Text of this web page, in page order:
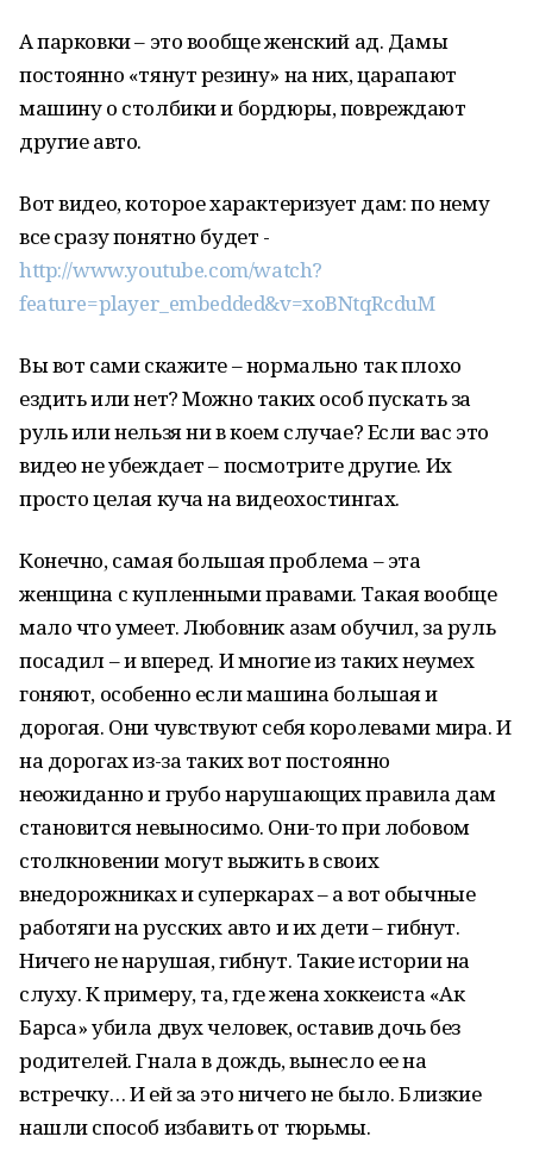
А парковки – это вообще женский ад. Дамы
постоянно «тянут резину» на них, царапают
машину о столбики и бордюры, повреждают
другие авто.
Вот видео, которое характеризует дам: по нему
все сразу понятно будет -
http://www.youtube.com/watch?
feature=player_embedded&v=xoBNtqRcduM
Вы вот сами скажите – нормально так плохо
ездить или нет? Можно таких особ пускать за
руль или нельзя ни в коем случае? Если вас это
видео не убеждает – посмотрите другие. Их
просто целая куча на видеохостингах.
Конечно, самая большая проблема – эта
женщина с купленными правами. Такая вообще
мало что умеет. Любовник азам обучил, за руль
посадил – и вперед. И многие из таких неумех
гоняют, особенно если машина большая и
дорогая. Они чувствуют себя королевами мира. И
на дорогах из-за таких вот постоянно
неожиданно и грубо нарушающих правила дам
становится невыносимо. Они-то при лобовом
столкновении могут выжить в своих
внедорожниках и суперкарах – а вот обычные
работяги на русских авто и их дети – гибнут.
Ничего не нарушая, гибнут. Такие истории на
слуху. К примеру, та, где жена хоккеиста «Ак
Барса» убила двух человек, оставив дочь без
родителей. Гнала в дождь, вынесло ее на
встречку… И ей за это ничего не было. Близкие
нашли способ избавить от тюрьмы.